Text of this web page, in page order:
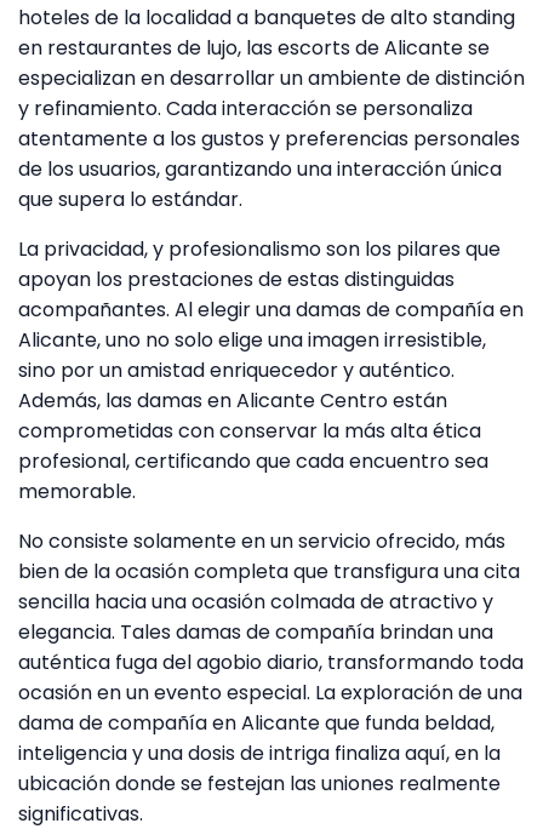
hoteles de la localidad a banquetes de alto standing
en restaurantes de lujo, las escorts de Alicante se
especializan en desarrollar un ambiente de distinción
y refinamiento. Cada interacción se personaliza
atentamente a los gustos y preferencias personales
de los usuarios, garantizando una interacción única
que supera lo estándar.
La privacidad, y profesionalismo son los pilares que
apoyan los prestaciones de estas distinguidas
acompañantes. Al elegir una damas de compañía en
Alicante, uno no solo elige una imagen irresistible,
sino por un amistad enriquecedor y auténtico.
Además, las damas en Alicante Centro están
comprometidas con conservar la más alta ética
profesional, certificando que cada encuentro sea
memorable.
No consiste solamente en un servicio ofrecido, más
bien de la ocasión completa que transfigura una cita
sencilla hacia una ocasión colmada de atractivo y
elegancia. Tales damas de compañía brindan una
auténtica fuga del agobio diario, transformando toda
ocasión en un evento especial. La exploración de una
dama de compañía en Alicante que funda beldad,
inteligencia y una dosis de intriga finaliza aquí, en la
ubicación donde se festejan las uniones realmente
significativas.